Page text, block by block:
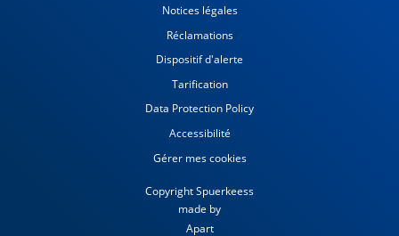
Notices légales
Réclamations
Dispositif d'alerte
Tarification
Data Protection Policy
Accessibilité
Gérer mes cookies
Copyright Spuerkeess
made by
Apart